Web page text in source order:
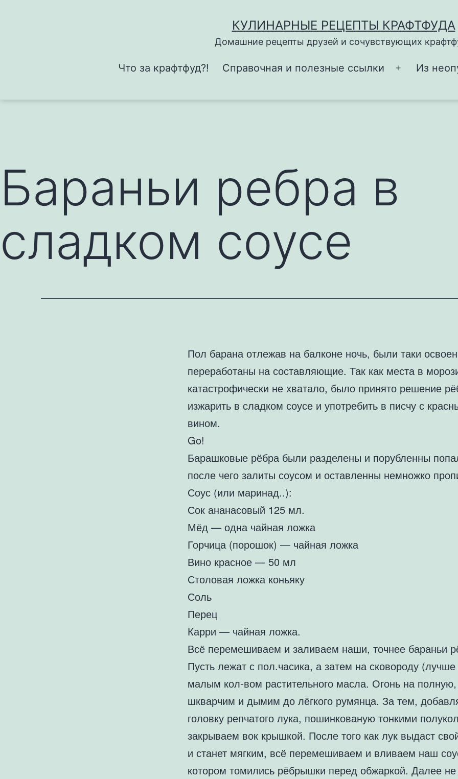
КУЛИНАРНЫЕ РЕЦЕПТЫ КРАФТФУДА
Домашние рецепты друзей и сочувствующих
Что за крафтфуд?! Справочная и полезные ссылки
Открыть
Из
Бараньи ребра в
сладком соусе
Пол барана отлежав на балконе ночь, были таки
переработаны на составляющие. Так как места в
катастрофически не хватало, было принято решение
изжарить в сладком соусе и употребить в писчу с
вином.
Go!
Барашковые рёбра были разделены и порубленны
после чего залиты соусом и оставленны немножко
Соус (или маринад..):
Сок ананасовый 125 мл.
Мёд — одна чайная ложка
Горчица (порошок) — чайная ложка
Вино красное — 50 мл
Столовая ложка коньяку
Соль
Перец
Карри — чайная ложка.
Всё перемешиваем и заливаем наши, точнее бараньи
Пусть лежат с пол.часика, а затем на сковороду (лучше
малым кол-вом растительного масла. Огонь на полную,
шкварчим и дымим до лёгкого румянца. За тем,
головку репчатого лука, пошинкованую тонкими
закрываем вок крышкой. После того как лук выдаст
и станет мягким, всё перемешиваем и вливаем наш
котором томились рёбрышки перед обжаркой. Далее